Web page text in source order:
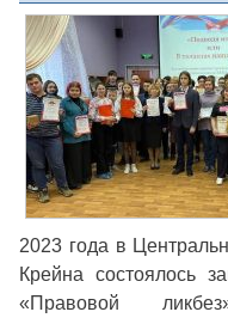
2023 года в
Крейна состоялось
«Правовой